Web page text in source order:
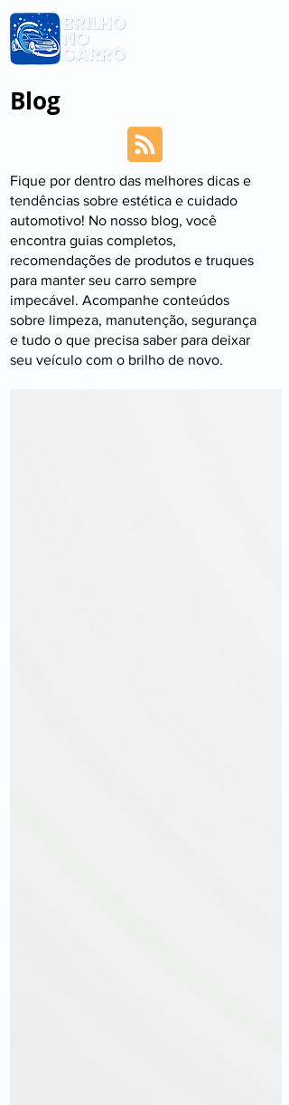
Blog
Fique por dentro das melhores dicas e
tendências sobre estética e cuidado
automotivo! No nosso blog, você
encontra guias completos,
recomendações de produtos e truques
para manter seu carro sempre
impecável. Acompanhe conteúdos
sobre limpeza, manutenção, segurança
e tudo o que precisa saber para deixar
seu veículo com o brilho de novo.